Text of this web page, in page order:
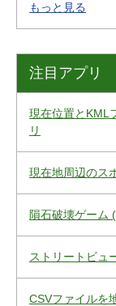
もっと見る
注目アプリ
現在位置とKML
リ
現在地周辺のス
隕石破壊ゲーム
ストリートビュ
CSVファイルを